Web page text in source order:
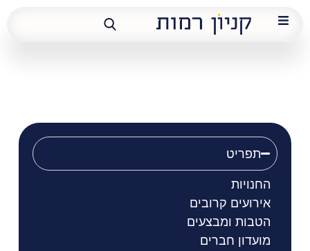
תפריט
החנויות
אירועים קרובים
הטבות ומבצעים
מועדון חברים